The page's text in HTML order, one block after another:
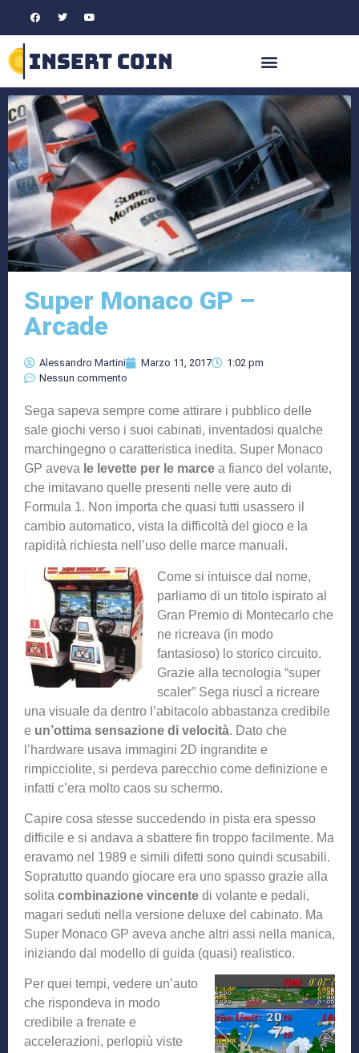
Super Monaco GP –
Arcade
Alessandro Martini Marzo 11, 2017
1:02 pm
Nessun commento
Sega sapeva sempre come attirare i pubblico delle
sale giochi verso i suoi cabinati, inventadosi qualche
marchingegno o caratteristica inedita. Super Monaco
GP aveva le levette per le marce a fianco del volante,
che imitavano quelle presenti nelle vere auto di
Formula 1. Non importa che quasi tutti usassero il
cambio automatico, vista la difficoltà del gioco e la
rapidità richiesta nell’uso delle marce manuali.
Come si intuisce dal nome,
parliamo di un titolo ispirato al
Gran Premio di Montecarlo che
ne ricreava (in modo
fantasioso) lo storico circuito.
Grazie alla tecnologia “super
scaler” Sega riuscì a ricreare
una visuale da dentro l’abitacolo abbastanza credibile
e un’ottima sensazione di velocità. Dato che
l’hardware usava immagini 2D ingrandite e
rimpicciolite, si perdeva parecchio come definizione e
infatti c’era molto caos su schermo.
Capire cosa stesse succedendo in pista era spesso
difficile e si andava a sbattere fin troppo facilmente. Ma
eravamo nel 1989 e simili difetti sono quindi scusabili.
Sopratutto quando giocare era uno spasso grazie alla
solita combinazione vincente di volante e pedali,
magari seduti nella versione deluxe del cabinato. Ma
Super Monaco GP aveva anche altri assi nella manica,
iniziando dal modello di guida (quasi) realistico.
Per quei tempi, vedere un’auto
che rispondeva in modo
credibile a frenate e
accelerazioni, perlopiù viste